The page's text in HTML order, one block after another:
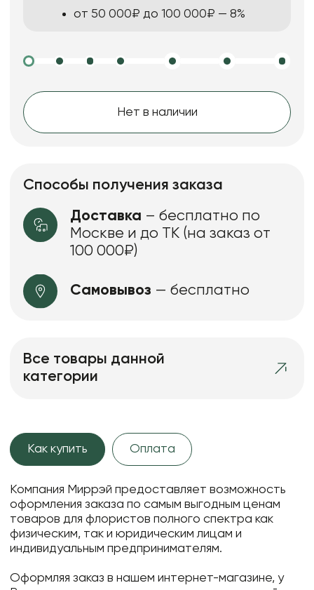
от 50 000₽ до 100 000₽ — 8%
Нет в наличии
Способы получения заказа
Доставка – бесплатно по
Москве и до ТК (на заказ от
100 000₽)
Самовывоз — бесплатно
Все товары данной
категории
Как купить Оплата
Компания Миррэй предоставляет возможность
оформления заказа по самым выгодным ценам
товаров для флористов полного спектра как
физическим, так и юридическим лицам и
индивидуальным предпринимателям.
Оформляя заказ в нашем интернет-магазине, у